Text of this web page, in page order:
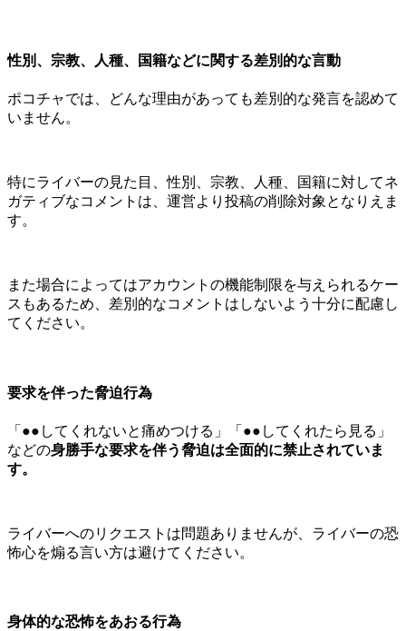
性別、宗教、人種、国籍などに関する差別的な言動
ポコチャでは、どんな理由があっても差別的な発言を認めて
いません。
特にライバーの見た目、性別、宗教、人種、国籍に対してネ
ガティブなコメントは、運営より投稿の削除対象となりえま
す。
また場合によってはアカウントの機能制限を与えられるケー
スもあるため、差別的なコメントはしないよう十分に配慮し
てください。
要求を伴った脅迫行為
「●●してくれないと痛めつける」「●●してくれたら見る」
などの身勝手な要求を伴う脅迫は全面的に禁止されていま
す。
ライバーへのリクエストは問題ありませんが、ライバーの恐
怖心を煽る言い方は避けてください。
身体的な恐怖をあおる行為